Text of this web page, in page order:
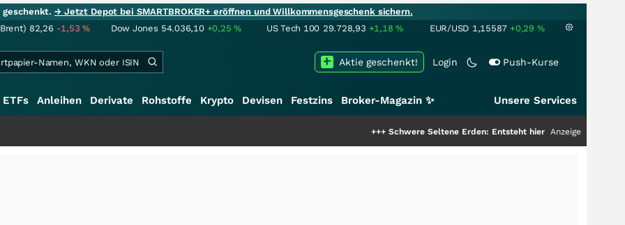
geschenkt.→ Jetzt Depot bei SMARTBROKER+ eröffnen und Willkommensgeschenk sichern.
82,26 -1,53% Dow Jones 54.036,10 +0,25% US Tech 100 29.728,93 +1,18% EUR/USD 1,15587 +0,29 %
Login Push-Kurse
Aktie geschenkt!
ETFs Anleihen Derivate Rohstoffe Krypto Devisen Festzins Broker-Magazin ✨ Unsere Services
Schwere Seltene Erden: Entsteht hier die nächste Milliardenstory?
Anzeige